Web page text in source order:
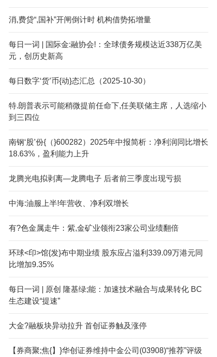
消,费贷“,国补”开闸倒计时 机构借势拓增量
每日一词 | 国际金:融协会!：全球债务规模达近338万亿美
元，创历史新高
每日数字‘货’币{动}态汇总（2025-10-30）
特.朗普表示可能稍微提前任命下,任美联储主席，人选缩小
到三四位
南钢‘股’份{（}600282）2025年中报简析：净利润同比增长
18.63%，盈利能力上升
龙腾光电拟剥离—龙腾电子 后者前三季度出现亏损
中海:油服上半!年营收、净利双增长
有?色金属走牛：紫,金矿业领衔23家公司业绩翻倍
环球<印>馆{发}布中期业绩 股东应占溢利339.09万港元同
比增加9.35%
每日一词 | 原创 隆基绿;能：加速技术融合与成果转化 BC
生态建设“提速”
大金?融板块异动拉升 首创证券触及涨停
【券商聚;焦{】}华创证券维持中金公司(03908)“推荐”评级